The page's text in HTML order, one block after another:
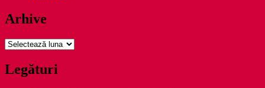
Arhive
Arhive
Legături